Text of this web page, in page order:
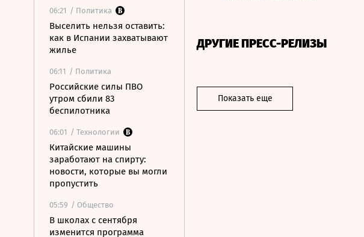
06:21 / Политика
Выселить нельзя оставить:
как в Испании захватывают
жилье
06:11 / Политика
Российские силы ПВО
утром сбили 83
беспилотника
06:01 / Технологии
Китайские машины
заработают на спирту:
новости, которые вы могли
пропустить
05:59 / Общество
В школах с сентября
изменится программа
ДРУГИЕ ПРЕСС-РЕЛИЗЫ
Показать еще